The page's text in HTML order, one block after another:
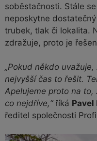
soběstačnosti. Stále
neposkytne
trubek, tlak či lokalita.
zdražuje, proto je
„Pokud někdo
nejvyšší čas to řešit.
Apelujeme proto na
co nejdříve,“říká Pavel
ředitel společnosti